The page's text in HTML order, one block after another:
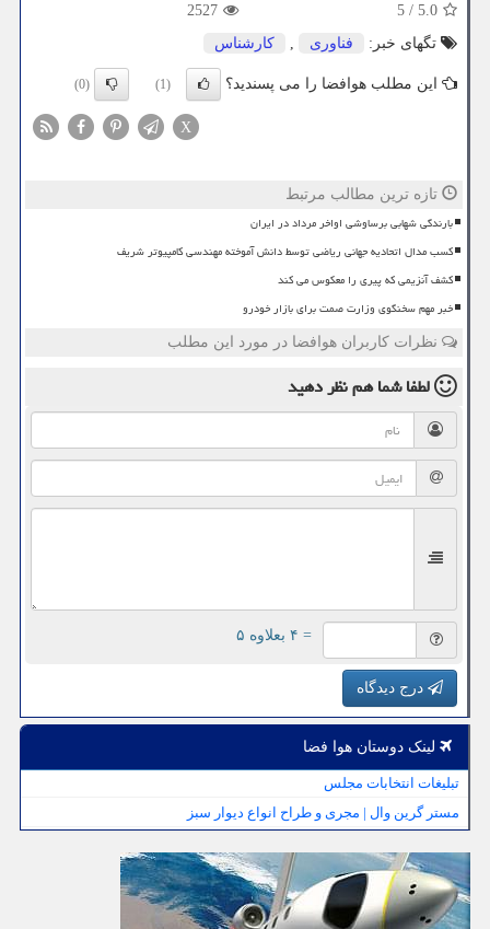
5.0
/
5
2527
تگهای خبر:
فناوری , كارشناس
این مطلب هوافضا را می پسندید؟ (1)
(0)
X
تازه ترین مطالب مرتبط
بارندگی شهابی برساوشی اواخر مرداد در ایران
کسب مدال اتحادیه جهانی ریاضی توسط دانش آموخته مهندسی کامپیوتر شریف
کشف آنزیمی که پیری را معکوس می کند
خبر مهم سخنگوی وزارت صمت برای بازار خودرو
نظرات کاربران هوافضا در مورد این مطلب
لطفا شما همنظر دهید
= ۴ بعلاوه ۵
درج دیدگاه
لینک دوستان هوا فضا
تبلیغات انتخابات مجلس
مستر گرین وال | مجری و طراح انواع دیوار سبز